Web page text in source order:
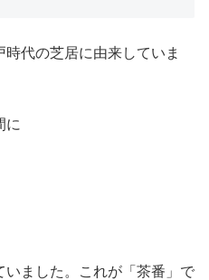
時代の芝居に由来していま
に
いました。これが「茶番」で